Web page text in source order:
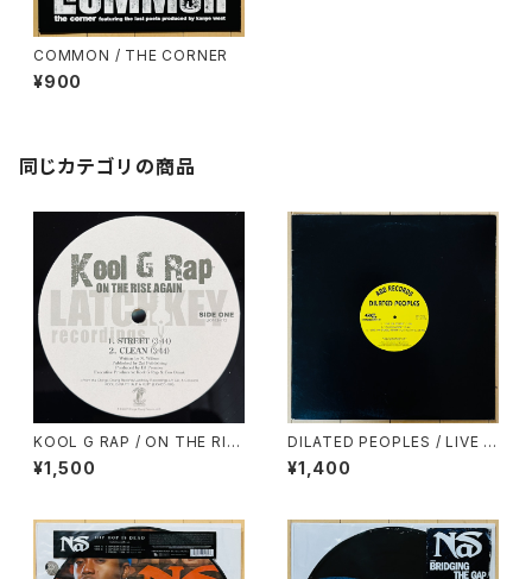
COMMON / THE CORNER
¥900
同じカテゴリの商品
KOOL G RAP / ON THE RIS
E AGAIN
¥1,500
DILATED PEOPLES / LIVE O
N STAGE
¥1,400